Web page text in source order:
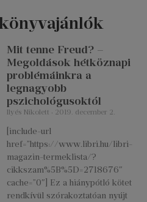
Mit tenne Freud? –
Megoldások hétköznapi
problémáinkra a
legnagyobb
pszichológusoktól
Ilyés Nikolett 2019. december 2.
[include-url
href=”https://www.libri.hu/libri-
magazin-termeklista/?
cikkszam%5B%5D=2718676″
cache=”0″] Ez a hiánypótló kötet
rendkívül szórakoztatóan nyújt